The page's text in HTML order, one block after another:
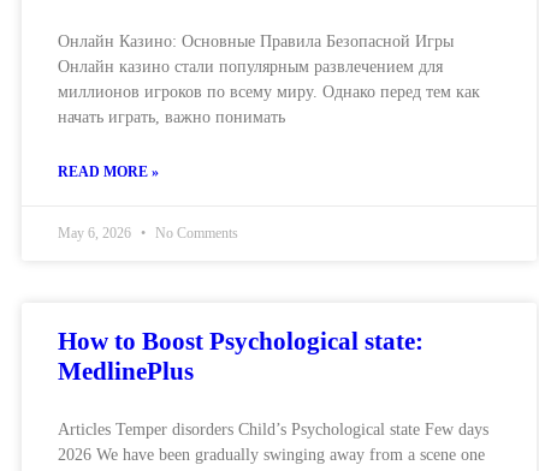
Онлайн Казино: Основные Правила Безопасной Игры
Онлайн казино стали популярным развлечением для
миллионов игроков по всему миру. Однако перед тем как
начать играть, важно понимать
READ MORE »
May 6, 2026 No Comments
How to Boost Psychological state:
MedlinePlus
Articles Temper disorders Child’s Psychological state Few days
2026 We have been gradually swinging away from a scene one